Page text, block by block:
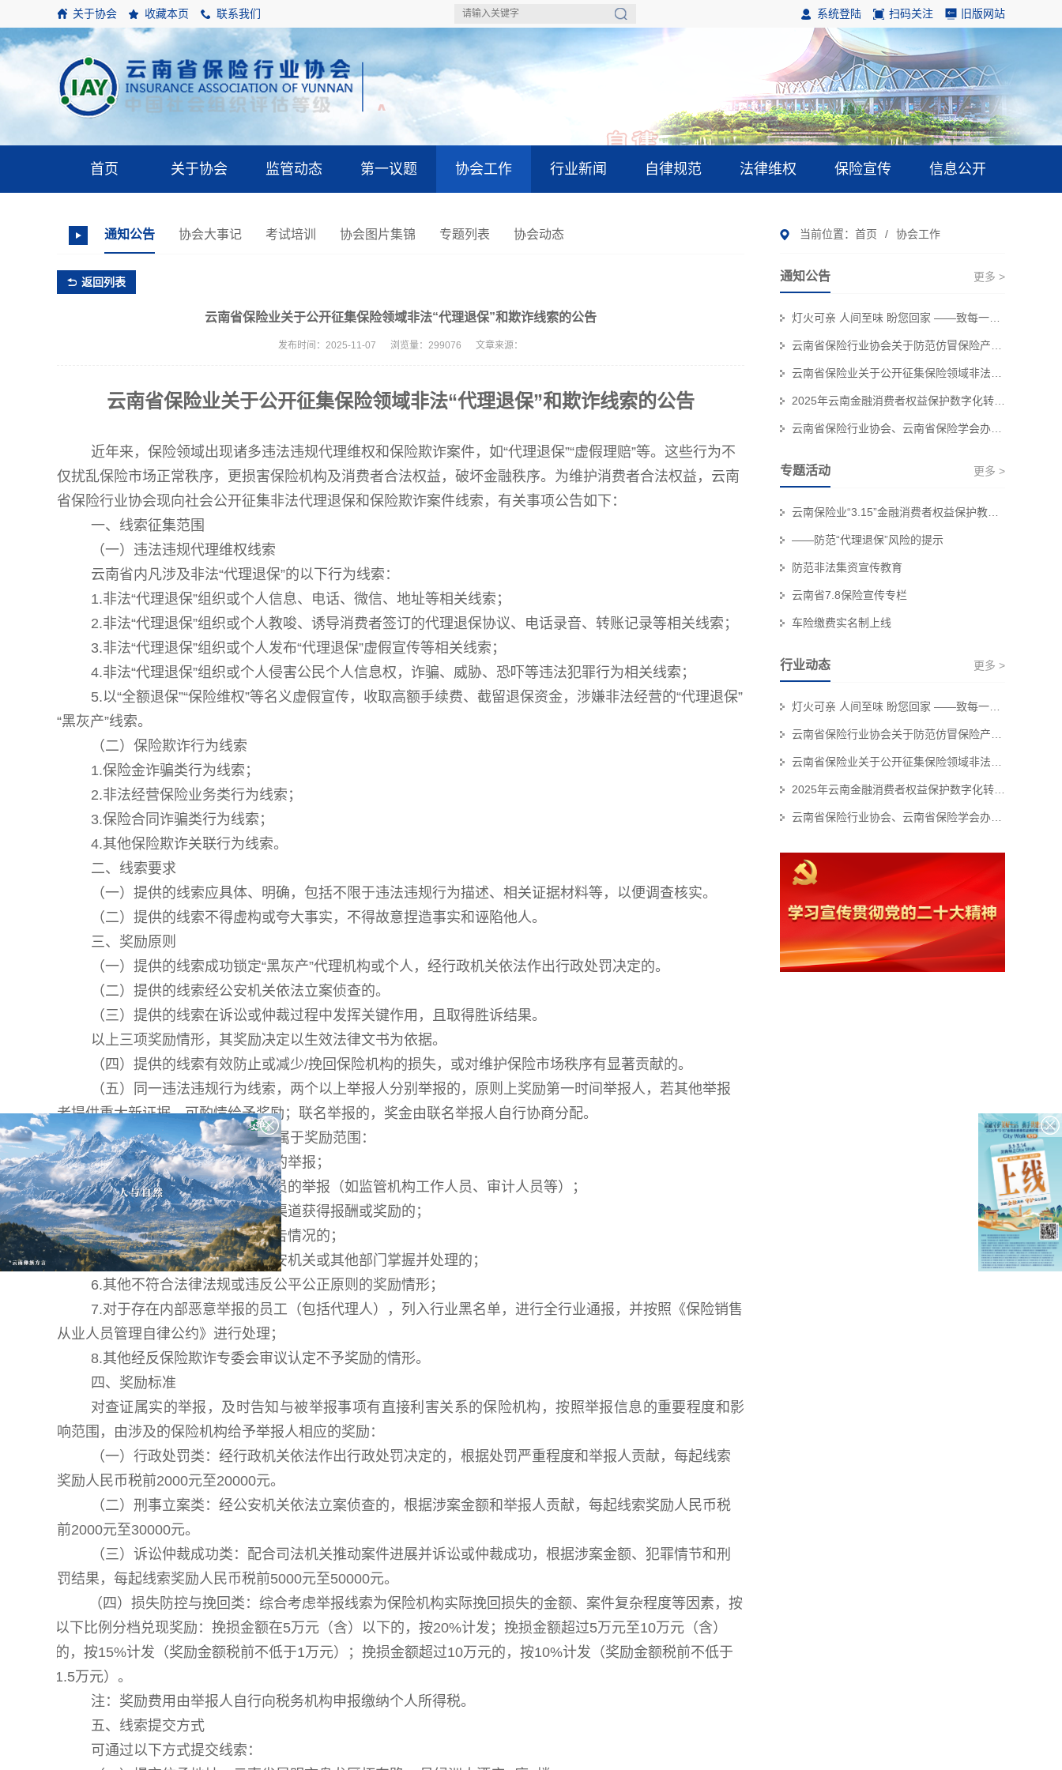
关于协会 收藏本页 联系我们 旧版网站
扫码关注
系统登陆
A A
首页 关于协会 监管动态 第一议题 协会工作 行业新闻 自律规范 法律维权 保险宣传 信息公开
当前位置： 首页 / 协会工作
通知公告 更多 >
专题活动 更多 >
——防范“代理退保”风险的提示
防范非法集资宣传教育
云南省7.8保险宣传专栏
车险缴费实名制上线
行业动态 更多 >
通知公告 协会大事记 考试培训 协会图片集锦 专题列表 协会动态
返回列表
云南省保险业关于公开征集保险领域非法“代理退保”和欺诈线索的公告
发布时间：2025-11-07 浏览量：299076 文章来源：
云南省保险业关于公开征集保险领域非法“代理退保”和欺诈线索的公告
近年来，保险领域出现诸多违法违规代理维权和保险欺诈案件，如“代理退保”“虚假理赔”等。这些行为不
仅扰乱保险市场正常秩序，更损害保险机构及消费者合法权益，破坏金融秩序。为维护消费者合法权益，云南
省保险行业协会现向社会公开征集非法代理退保和保险欺诈案件线索，有关事项公告如下：
一、线索征集范围
（一）违法违规代理维权线索
云南省内凡涉及非法“代理退保”的以下行为线索：
1.非法“代理退保”组织或个人信息、电话、微信、地址等相关线索；
2.非法“代理退保”组织或个人教唆、诱导消费者签订的代理退保协议、电话录音、转账记录等相关线索；
3.非法“代理退保”组织或个人发布“代理退保”虚假宣传等相关线索；
4.非法“代理退保”组织或个人侵害公民个人信息权，诈骗、威胁、恐吓等违法犯罪行为相关线索；
5.以“全额退保”“保险维权”等名义虚假宣传，收取高额手续费、截留退保资金，涉嫌非法经营的“代理退保”
“黑灰产”线索。
（二）保险欺诈行为线索
1.保险金诈骗类行为线索；
2.非法经营保险业务类行为线索；
3.保险合同诈骗类行为线索；
4.其他保险欺诈关联行为线索。
二、线索要求
（一）提供的线索应具体、明确，包括不限于违法违规行为描述、相关证据材料等，以便调查核实。
（二）提供的线索不得虚构或夸大事实，不得故意捏造事实和诬陷他人。
三、奖励原则
（一）提供的线索成功锁定“黑灰产”代理机构或个人，经行政机关依法作出行政处罚决定的。
（二）提供的线索经公安机关依法立案侦查的。
（三）提供的线索在诉讼或仲裁过程中发挥关键作用，且取得胜诉结果。
以上三项奖励情形，其奖励决定以生效法律文书为依据。
（四）提供的线索有效防止或减少/挽回保险机构的损失，或对维护保险市场秩序有显著贡献的。
（五）同一违法违规行为线索，两个以上举报人分别举报的，原则上奖励第一时间举报人，若其他举报
者提供重大新证据，可酌情给予奖励；联名举报的，奖金由联名举报人自行协商分配。
（六）有下列情形之一的，不属于奖励范围：
1.实施违法行为人或其关联方的举报；
2.具有法定监督、报告义务人员的举报（如监管机构工作人员、审计人员等）；
3.举报人因举报行为已从其他渠道获得报酬或奖励的；
4.举报内容不实或存在恶意诬告情况的；
5.举报线索已由监管机构、公安机关或其他部门掌握并处理的；
6.其他不符合法律法规或违反公平公正原则的奖励情形；
7.对于存在内部恶意举报的员工（包括代理人），列入行业黑名单，进行全行业通报，并按照《保险销售
从业人员管理自律公约》进行处理；
8.其他经反保险欺诈专委会审议认定不予奖励的情形。
四、奖励标准
对查证属实的举报，及时告知与被举报事项有直接利害关系的保险机构，按照举报信息的重要程度和影
响范围，由涉及的保险机构给予举报人相应的奖励：
（一）行政处罚类：经行政机关依法作出行政处罚决定的，根据处罚严重程度和举报人贡献，每起线索
奖励人民币税前2000元至20000元。
（二）刑事立案类：经公安机关依法立案侦查的，根据涉案金额和举报人贡献，每起线索奖励人民币税
前2000元至30000元。
（三）诉讼仲裁成功类：配合司法机关推动案件进展并诉讼或仲裁成功，根据涉案金额、犯罪情节和刑
罚结果，每起线索奖励人民币税前5000元至50000元。
（四）损失防控与挽回类 ：综合考虑举报线索为保险机构实际挽回损失的金额、案件复杂程度等因素，按
以下比例分档兑现奖励： 挽损金额在5万元（含）以下的，按20%计发；挽损金额超过5万元至10万元（含）
的，按15%计发 （奖励金额税前不低于1万元） ；挽损金额超过10万元的，按10%计发 （奖励金额税前不低于
1.5万元） 。
注：奖励费用由举报人自行向税务机构申报缴纳个人所得税。
五、线索提交方式
可通过以下方式提交线索：